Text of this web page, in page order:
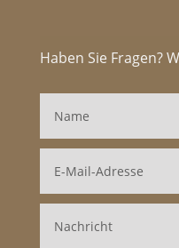
Haben Sie Fragen?